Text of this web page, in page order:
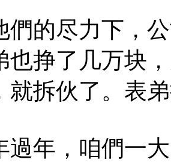
們的尽力下，
也挣了几万块
就拆伙了。表
過年，咱們一